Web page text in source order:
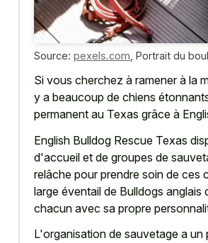
Source: pexels.com Portrait du
Si vous cherchez à ramener à la
y a beaucoup de chiens
permanent au Texas grâce à
English Bulldog Rescue Texas
d'accueil et de groupes de
relâche pour prendre soin de ces
large éventail de Bulldogs anglais
chacun avec sa propre
L'organisation de sauvetage a